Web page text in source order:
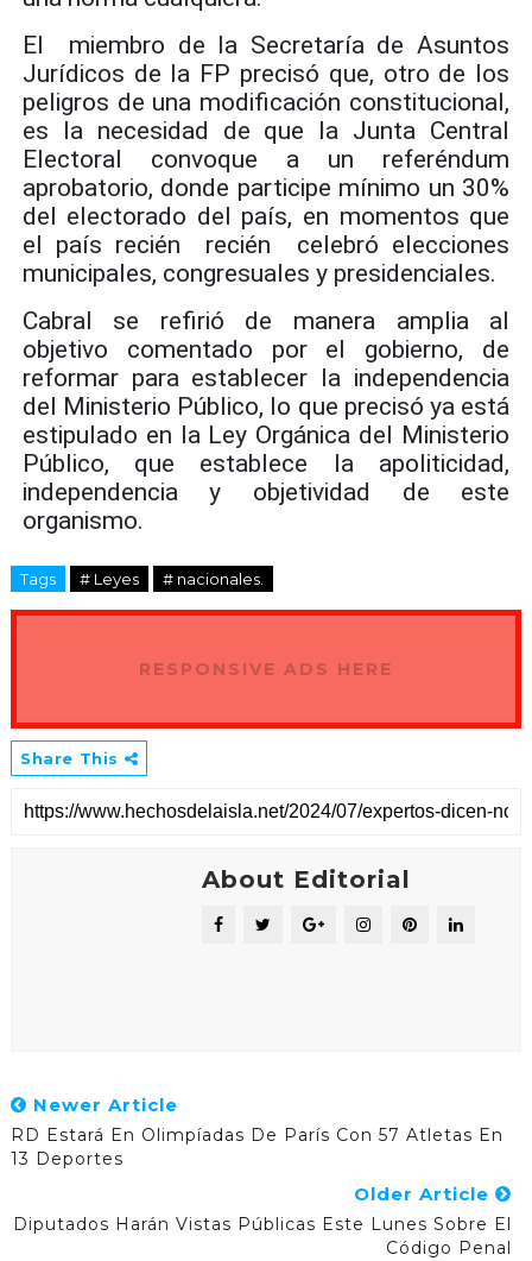
El miembro de la Secretaría de Asuntos
Jurídicos de la FP precisó que, otro de los
peligros de una modificación constitucional,
es la necesidad de que la Junta Central
Electoral convoque a un referéndum
aprobatorio, donde participe mínimo un 30%
del electorado del país, en momentos que
el país recién recién celebró elecciones
municipales, congresuales y presidenciales.
Cabral se refirió de manera amplia al
objetivo comentado por el gobierno, de
reformar para establecer la independencia
del Ministerio Público, lo que precisó ya está
estipulado en la Ley Orgánica del Ministerio
Público, que establece la apoliticidad,
independencia y objetividad de este
organismo.
Tags # Leyes # nacionales.
RESPONSIVE ADS HERE
Share This
About Editorial
Newer Article
RD Estará En Olimpíadas De París Con 57 Atletas En
13 Deportes
Older Article
Diputados Harán Vistas Públicas Este Lunes Sobre El
Código Penal